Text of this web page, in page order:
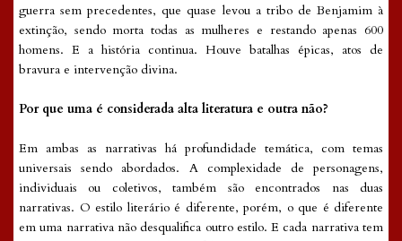
guerra sem precedentes, que quase levou a tribo de Benjamim à
extinção, sendo morta todas as mulheres e restando apenas 600
homens. E a história continua. Houve batalhas épicas, atos de
bravura e intervenção divina.
Por que uma é considerada alta literatura e outra não?
Em ambas as narrativas há profundidade temática, com temas
universais sendo abordados. A complexidade de personagens,
individuais ou coletivos, também são encontrados nas duas
narrativas. O estilo literário é diferente, porém, o que é diferente
em uma narrativa não desqualifica outro estilo. E cada narrativa tem